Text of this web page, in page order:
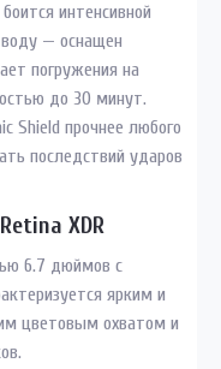
интенсивной
воду — оснащен
погружения на
до 30 минут.
Shield прочнее любого
последствий ударов
XDR
6.7 дюймов с
ярким и
цветовым охватом и